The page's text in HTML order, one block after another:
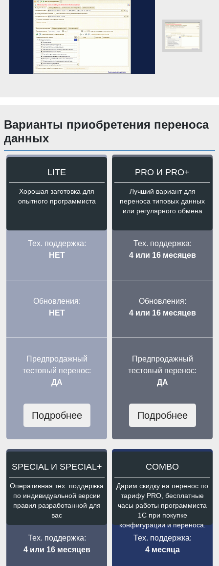
Варианты приобретения переноса
данных
LITE
Хорошая заготовка для
опытного программиста
Тех. поддержка:
НЕТ
Обновления:
НЕТ
Предпродажный
тестовый перенос:
ДА
Подробнее
PRO И PRO+
Лучший вариант для
переноса типовых данных
или регулярного обмена
Тех. поддержка:
4 или 16 месяцев
Обновления:
4 или 16 месяцев
Предпродажный
тестовый перенос:
ДА
Подробнее
SPECIAL И SPECIAL+
Оперативная тех. поддержка
по индивидуальной версии
правил разработанной для
вас
Тех. поддержка:
4 или 16 месяцев
COMBO
Дарим скидку на перенос по
тарифу PRO, бесплатные
часы работы программиста
1С при покупке
конфигурации и переноса.
Тех. поддержка:
4 месяца